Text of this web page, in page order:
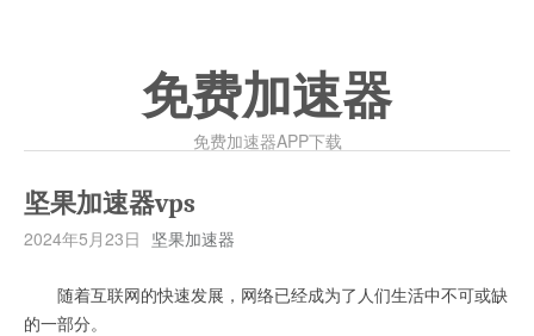
免费加速器
免费加速器APP下载
坚果加速器vps
2024年5月23日 坚果加速器
随着互联网的快速发展，网络已经成为了人们生活中不可或缺
的一部分。